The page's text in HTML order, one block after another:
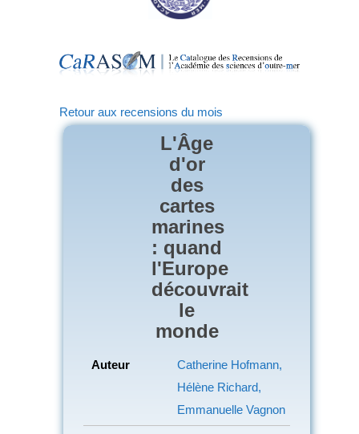
Retour aux recensions du mois
L'Âge
d'or
des
cartes
marines
: quand
l'Europe
découvrait
le
monde
Auteur
Catherine Hofmann,
Hélène Richard,
Emmanuelle Vagnon